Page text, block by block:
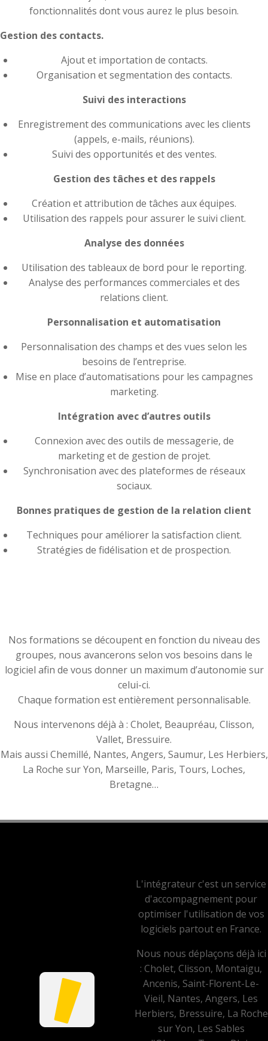
fonctionnalités dont vous aurez le plus besoin.
Gestion des contacts.
Ajout et importation de contacts.
Organisation et segmentation des contacts.
Suivi des interactions
Enregistrement des communications avec les clients
(appels, e-mails, réunions).
Suivi des opportunités et des ventes.
Gestion des tâches et des rappels
Création et attribution de tâches aux équipes.
Utilisation des rappels pour assurer le suivi client.
Analyse des données
Utilisation des tableaux de bord pour le reporting.
Analyse des performances commerciales et des
relations client.
Personnalisation et automatisation
Personnalisation des champs et des vues selon les
besoins de l’entreprise.
Mise en place d’automatisations pour les campagnes
marketing.
Intégration avec d’autres outils
Connexion avec des outils de messagerie, de
marketing et de gestion de projet.
Synchronisation avec des plateformes de réseaux
sociaux.
Bonnes pratiques de gestion de la relation client
Techniques pour améliorer la satisfaction client.
Stratégies de fidélisation et de prospection.
Nos formations se découpent en fonction du niveau des
groupes, nous avancerons selon vos besoins dans le
logiciel afin de vous donner un maximum d’autonomie sur
celui-ci.
Chaque formation est entièrement personnalisable.
Nous intervenons déjà à : Cholet, Beaupréau, Clisson,
Vallet, Bressuire.
Mais aussi Chemillé, Nantes, Angers, Saumur, Les Herbiers,
La Roche sur Yon, Marseille, Paris, Tours, Loches,
Bretagne…
L'intégrateur c'est un service
d'accompagnement pour
optimiser l'utilisation de vos
logiciels partout en France.
Nous nous déplaçons déjà ici
: Cholet, Clisson, Montaigu,
Ancenis, Saint-Florent-Le-
Vieil, Nantes, Angers, Les
Herbiers, Bressuire, La Roche
sur Yon, Les Sables